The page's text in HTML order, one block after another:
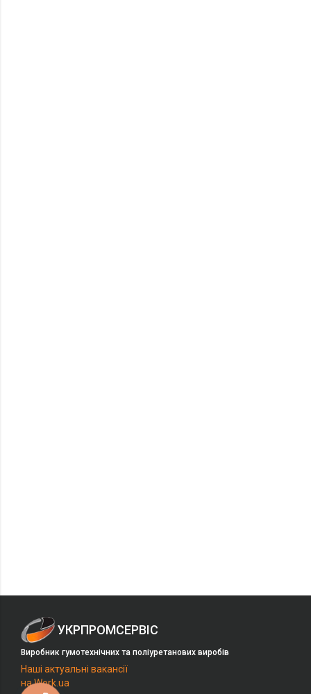
УКРПРОМСЕРВІС
Виробник гумотехнічних та поліуретанових виробів
Наші актуальні вакансії
на Work.ua